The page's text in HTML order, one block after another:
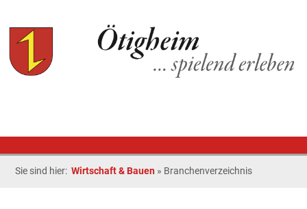
Sie sind hier:Wirtschaft & Bauen » Branchenverzeichnis